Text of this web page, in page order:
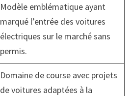
Modèle emblématique ayant
marqué l’entrée des voitures
électriques sur le marché sans
permis.
Domaine de course avec projets
de voitures adaptées à la